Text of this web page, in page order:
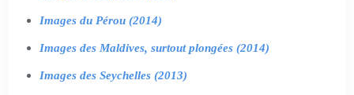
Images du Pérou (2014)
Images des Maldives, surtout plongées (2014)
Images des Seychelles (2013)